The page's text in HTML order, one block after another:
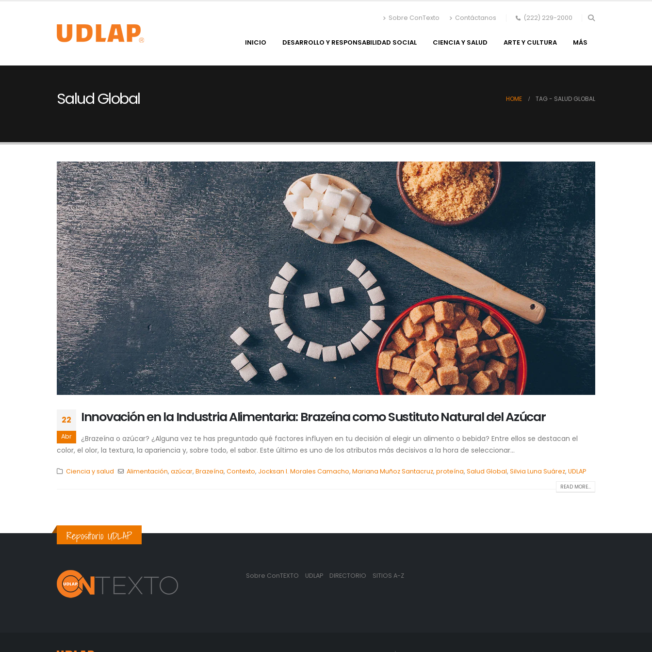
Sobre ConTexto Contáctanos (222) 229-2000
INICIO DESARROLLO Y RESPONSABILIDAD SOCIAL CIENCIA Y SALUD ARTE Y CULTURA MÁS
Salud Global HOME TAG - SALUD GLOBAL
22
Abr
Innovación en la Industria Alimentaria: Brazeína como Sustituto Natural del Azúcar
¿Brazeína o azúcar? ¿Alguna vez te has preguntado qué factores influyen en tu decisión al elegir un alimento o bebida? Entre ellos se destacan el
color, el olor, la textura, la apariencia y, sobre todo, el sabor. Este último es uno de los atributos más decisivos a la hora de seleccionar...
Ciencia y salud Alimentación,azúcar,Brazeína,Contexto, Jocksan I. Morales Camacho,Mariana Muñoz Santacruz,proteína,Salud Global,Silvia Luna Suárez,UDLAP
READ MORE...
Repositorio UDLAP
Sobre ConTEXTO UDLAP DIRECTORIO SITIOS A-Z